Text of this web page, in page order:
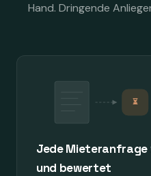
Hand. Dringende
⏳
Jede Mieteranfrage
und bewertet